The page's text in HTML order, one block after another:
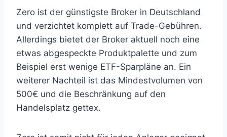
Zero ist der günstigste Broker in Deutschland
und verzichtet komplett auf Trade-Gebühren.
Allerdings bietet der Broker aktuell noch eine
etwas abgespeckte Produktpalette und zum
Beispiel erst wenige ETF-Sparpläne an. Ein
weiterer Nachteil ist das Mindestvolumen von
500€ und die Beschränkung auf den
Handelsplatz gettex.